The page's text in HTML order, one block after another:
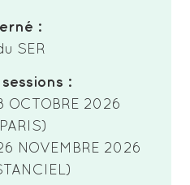
:
SER
:
OCTOBRE 2026
NOVEMBRE 2026